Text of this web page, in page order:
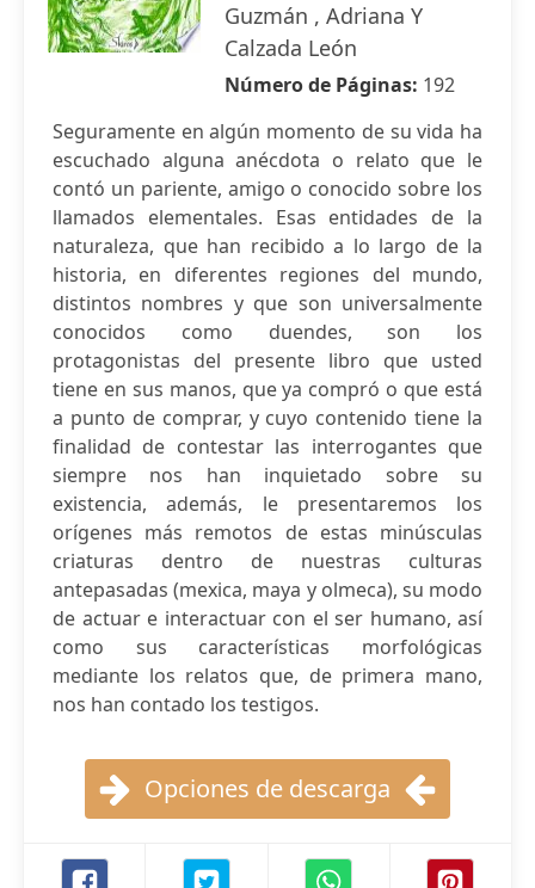
Guzmán , Adriana Y
Calzada León
Número de Páginas: 192
Seguramente en algún momento de su vida ha
escuchado alguna anécdota o relato que le
contó un pariente, amigo o conocido sobre los
llamados elementales. Esas entidades de la
naturaleza, que han recibido a lo largo de la
historia, en diferentes regiones del mundo,
distintos nombres y que son universalmente
conocidos como duendes, son los
protagonistas del presente libro que usted
tiene en sus manos, que ya compró o que está
a punto de comprar, y cuyo contenido tiene la
finalidad de contestar las interrogantes que
siempre nos han inquietado sobre su
existencia, además, le presentaremos los
orígenes más remotos de estas minúsculas
criaturas dentro de nuestras culturas
antepasadas (mexica, maya y olmeca), su modo
de actuar e interactuar con el ser humano, así
como sus características morfológicas
mediante los relatos que, de primera mano,
nos han contado los testigos.
Opciones de descarga